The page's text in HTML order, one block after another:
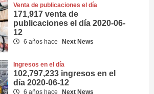
Venta de publicaciones el día
171,917 venta de
publicaciones el día 2020-06-
12
6 años hace Next News
Ingresos en el día
102,797,233 ingresos en el
día 2020-06-12
6 años hace Next News